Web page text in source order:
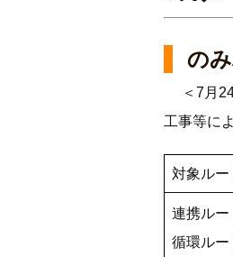
の
＜7月24
工事等に
対象ルー
連携ルー
循環ルー